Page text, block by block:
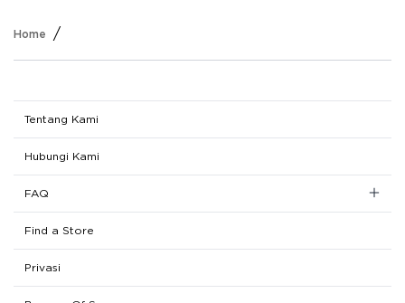
Home /
Tentang Kami
Hubungi Kami
FAQ
Registrasi
Pembayaran
Find a Store
Privasi